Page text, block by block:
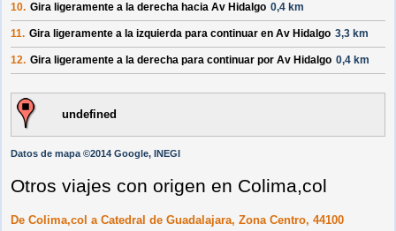
10. Gira ligeramente a la derecha hacia Av Hidalgo 0,4 km
11. Gira ligeramente a la izquierda para continuar en Av Hidalgo 3,3 km
12. Gira ligeramente a la derecha para continuar por Av Hidalgo 0,4 km
undefined
Datos de mapa ©2014 Google, INEGI
Otros viajes con origen en Colima,col
De Colima,col a Catedral de Guadalajara, Zona Centro, 44100